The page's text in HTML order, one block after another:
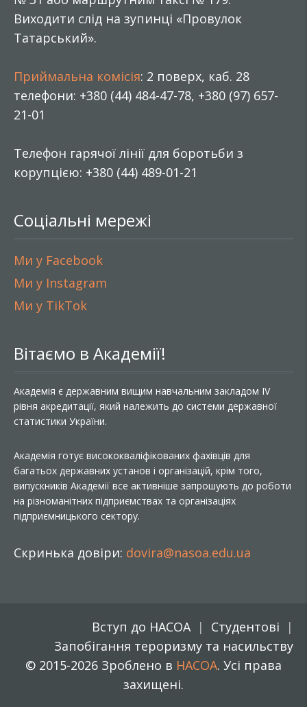
Виходити слід на зупинці «Провулок
Татарський».
Приймальна комісія: 2 поверх, каб. 28
телефони: +380 (44) 484-47-78, +380 (97) 657-
21-01
Телефон гарячої лінії для боротьби з
корупцією: +380 (44) 489-01-21
Соціальні мережі
Ми у Facebook
Ми у Instagram
Ми у TikTok
Вітаємо в Академії!
Академія є державним вищим навчальним закладом IV
рівня акредитації, який належить до системи державної
статистики України.
Академія готує висококваліфікованих фахівців для
багатьох державних установ і організацій, крім того,
випускників Академії все активніше запрошують до роботи
на різноманітних підприємствах та організаціях
підприємницького сектору.
Скринька довіри: dovira@nasoa.edu.ua
Вступ до НАСОА
Студентові
Запобігання тероризму та насильству
© 2015-2026 Зроблено в НАСОА. Усі права
захищені.